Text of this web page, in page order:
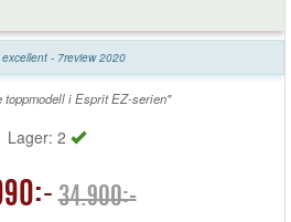
- 7review 2020
toppmodell i Esprit EZ-serien"
Lager: 2
34.900:-